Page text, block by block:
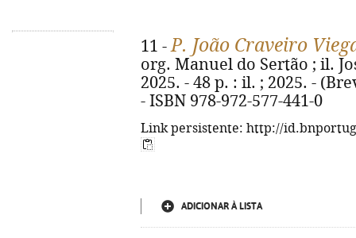
11 -P. João Craveiro
org. Manuel do Sertão ; il.
2025. - 48 p. : il. ; 2025. -
- ISBN 978-972-577-441-0
Link persistente: http://
ADICIONAR À LISTA